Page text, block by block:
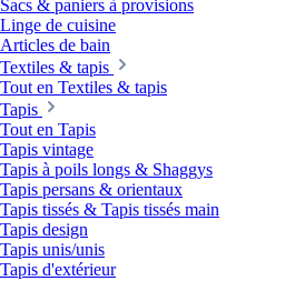
Sacs & paniers à provisions
Linge de cuisine
Articles de bain
Textiles & tapis
Tout en Textiles & tapis
Tapis
Tout en Tapis
Tapis vintage
Tapis à poils longs & Shaggys
Tapis persans & orientaux
Tapis tissés & Tapis tissés main
Tapis design
Tapis unis/unis
Tapis d'extérieur